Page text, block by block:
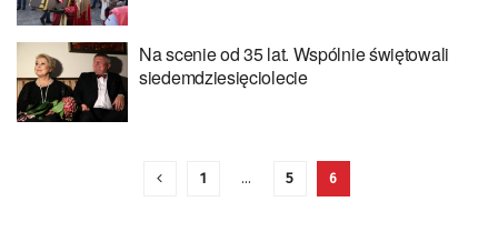
Na scenie od 35 lat. Wspólnie świętowali
siedemdziesięciolecie
1 … 5 6